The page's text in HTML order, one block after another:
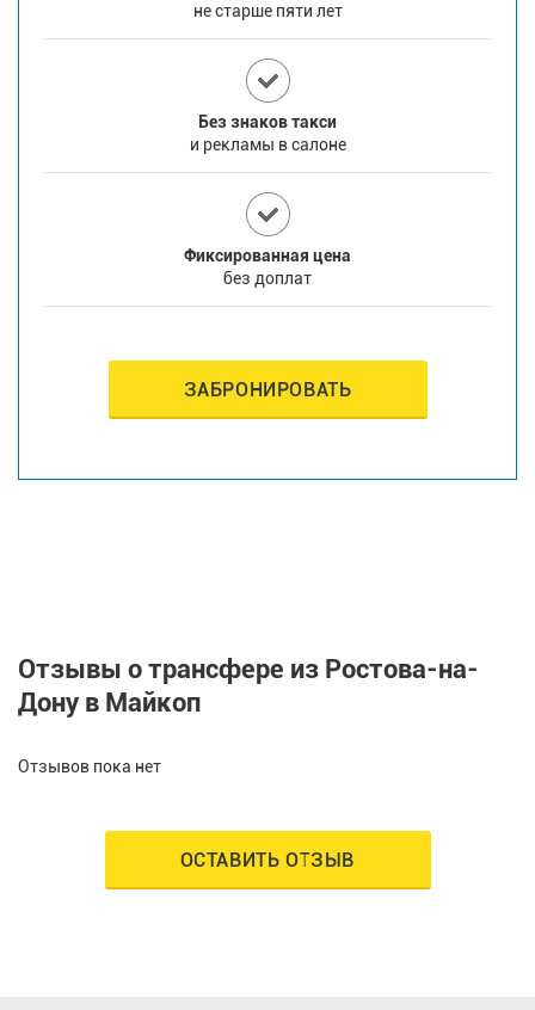
не старше пяти лет
Без знаков такси
и рекламы в салоне
Фиксированная цена
без доплат
ЗАБРОНИРОВАТЬ
Отзывы о трансфере из Ростова-на-
Дону в Майкоп
Отзывов пока нет
ОСТАВИТЬ ОТЗЫВ